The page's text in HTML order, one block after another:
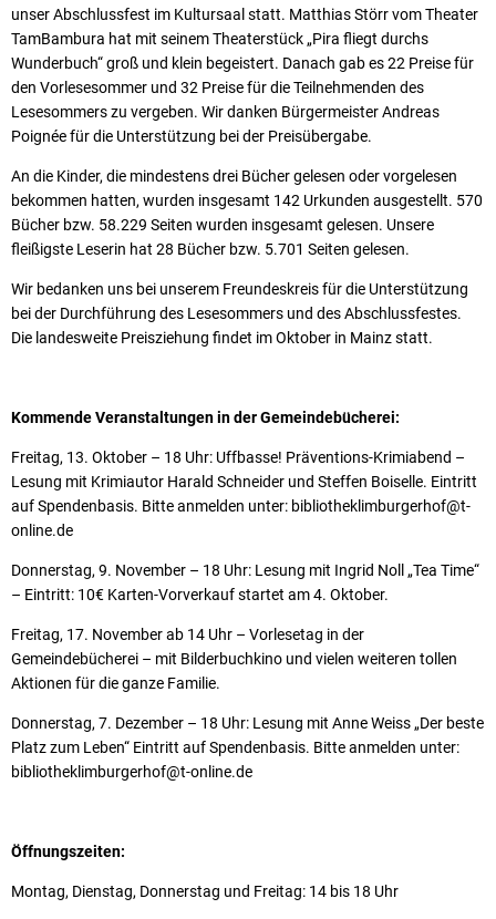
unser Abschlussfest im Kultursaal statt. Matthias Störr vom Theater
TamBambura hat mit seinem Theaterstück „Pira fliegt durchs
Wunderbuch“ groß und klein begeistert. Danach gab es 22 Preise für
den Vorlesesommer und 32 Preise für die Teilnehmenden des
Lesesommers zu vergeben. Wir danken Bürgermeister Andreas
Poignée für die Unterstützung bei der Preisübergabe.
An die Kinder, die mindestens drei Bücher gelesen oder vorgelesen
bekommen hatten, wurden insgesamt 142 Urkunden ausgestellt. 570
Bücher bzw. 58.229 Seiten wurden insgesamt gelesen. Unsere
fleißigste Leserin hat 28 Bücher bzw. 5.701 Seiten gelesen.
Wir bedanken uns bei unserem Freundeskreis für die Unterstützung
bei der Durchführung des Lesesommers und des Abschlussfestes.
Die landesweite Preisziehung findet im Oktober in Mainz statt.
Kommende Veranstaltungen in der Gemeindebücherei:
Freitag, 13. Oktober – 18 Uhr: Uffbasse! Präventions-Krimiabend –
Lesung mit Krimiautor Harald Schneider und Steffen Boiselle. Eintritt
auf Spendenbasis. Bitte anmelden unter: bibliotheklimburgerhof@t-
online.de
Donnerstag, 9. November – 18 Uhr: Lesung mit Ingrid Noll „Tea Time“
– Eintritt: 10€ Karten-Vorverkauf startet am 4. Oktober.
Freitag, 17. November ab 14 Uhr – Vorlesetag in der
Gemeindebücherei – mit Bilderbuchkino und vielen weiteren tollen
Aktionen für die ganze Familie.
Donnerstag, 7. Dezember – 18 Uhr: Lesung mit Anne Weiss „Der beste
Platz zum Leben“ Eintritt auf Spendenbasis. Bitte anmelden unter:
bibliotheklimburgerhof@t-online.de
Öffnungszeiten:
Montag, Dienstag, Donnerstag und Freitag: 14 bis 18 Uhr